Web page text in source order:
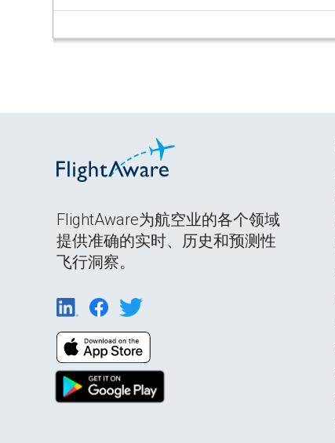
FlightAware为航空业的各个领域
提供准确的实时、历史和预测性
飞行洞察。